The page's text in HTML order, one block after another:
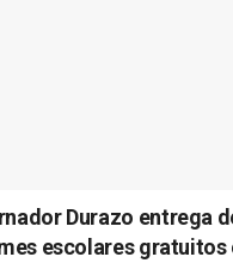
Durazo entrega
escolares gratuitos